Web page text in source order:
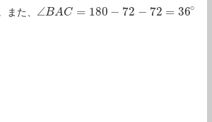
また、 ∠BAC = 180 − 72 − 72 = 36∘
∠BAC=180 −72−72 =36∘